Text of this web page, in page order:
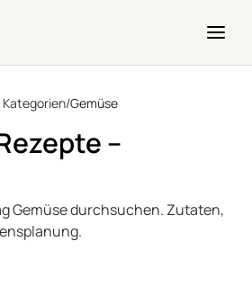
Kategorien/Gemüse
–
Gemüse durchsuchen. Zutaten,